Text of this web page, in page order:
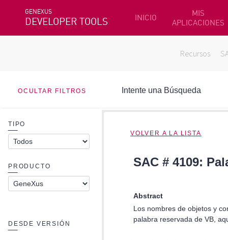
GENEXUS
DEVELOPER TOOLS INICIO
MIS
APLICACIONES
Recursos